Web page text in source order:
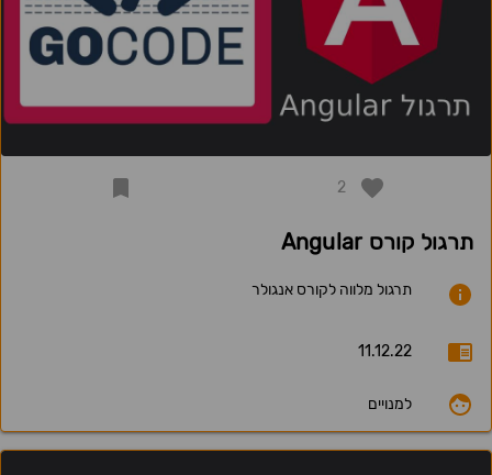
2
תרגול קורס Angular
תרגול מלווה לקורס אנגולר
11.12.22
למנויים